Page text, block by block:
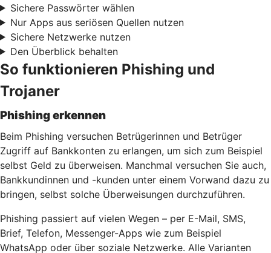
Sichere Passwörter wählen
Nur Apps aus seriösen Quellen nutzen
Sichere Netzwerke nutzen
Den Überblick behalten
So funktionieren Phishing und
Trojaner
Phishing erkennen
Beim Phishing versuchen Betrügerinnen und Betrüger
Zugriff auf Bankkonten zu erlangen, um sich zum Beispiel
selbst Geld zu überweisen. Manchmal versuchen Sie auch,
Bankkundinnen und -kunden unter einem Vorwand dazu zu
bringen, selbst solche Überweisungen durchzuführen.
Phishing passiert auf vielen Wegen – per E-Mail, SMS,
Brief, Telefon, Messenger-Apps wie zum Beispiel
WhatsApp oder über soziale Netzwerke. Alle Varianten